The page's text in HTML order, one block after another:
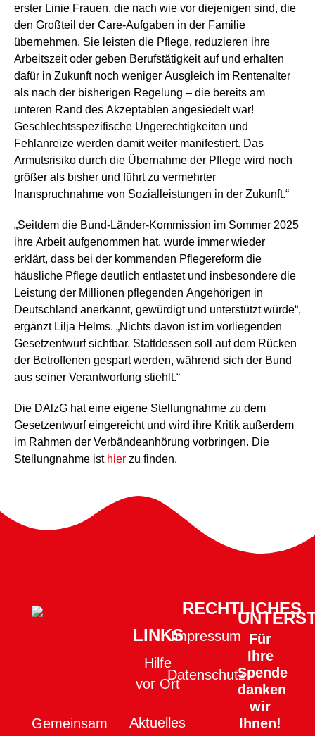
erster Linie Frauen, die nach wie vor diejenigen sind, die
den Großteil der Care-Aufgaben in der Familie
übernehmen. Sie leisten die Pflege, reduzieren ihre
Arbeitszeit oder geben Berufstätigkeit auf und erhalten
dafür in Zukunft noch weniger Ausgleich im Rentenalter
als nach der bisherigen Regelung – die bereits am
unteren Rand des Akzeptablen angesiedelt war!
Geschlechtsspezifische Ungerechtigkeiten und
Fehlanreize werden damit weiter manifestiert. Das
Armutsrisiko durch die Übernahme der Pflege wird noch
größer als bisher und führt zu vermehrter
Inanspruchnahme von Sozialleistungen in der Zukunft.“
„Seitdem die Bund-Länder-Kommission im Sommer 2025
ihre Arbeit aufgenommen hat, wurde immer wieder
erklärt, dass bei der kommenden Pflegereform die
häusliche Pflege deutlich entlastet und insbesondere die
Leistung der Millionen pflegenden Angehörigen in
Deutschland anerkannt, gewürdigt und unterstützt würde“,
ergänzt Lilja Helms. „Nichts davon ist im vorliegenden
Gesetzentwurf sichtbar. Stattdessen soll auf dem Rücken
der Betroffenen gespart werden, während sich der Bund
aus seiner Verantwortung stiehlt.“
Die DAlzG hat eine eigene Stellungnahme zu dem
Gesetzentwurf eingereicht und wird ihre Kritik außerdem
im Rahmen der Verbändeanhörung vorbringen. Die
Stellungnahme ist hier zu finden.
Gemeinsam
LINKS
Hilfe
vor Ort
Aktuelles
RECHTLICHES
Impressum
Datenschutz
Für
Ihre
Spende
danken
wir
Ihnen!